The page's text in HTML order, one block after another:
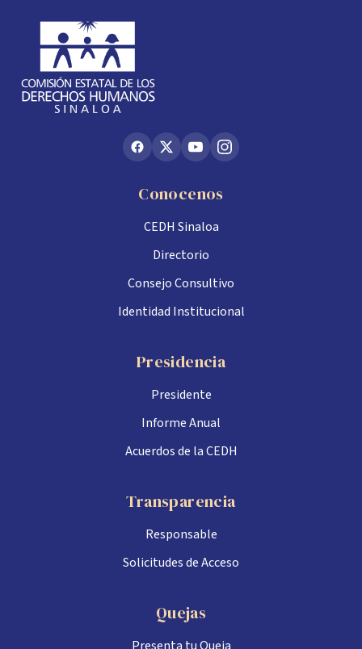
Conocenos
CEDH Sinaloa
Directorio
Consejo Consultivo
Identidad Institucional
Presidencia
Presidente
Informe Anual
Acuerdos de la CEDH
Transparencia
Responsable
Solicitudes de Acceso
Quejas